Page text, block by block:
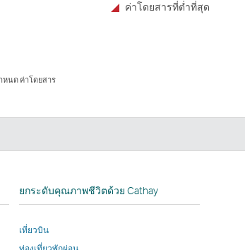
ค่าโดยสารที่ตํ่าที่สุด
หนด ค่าโดยสาร
ยกระดับคุณภาพชีวิตด้วย Cathay
เที่ยวบิน